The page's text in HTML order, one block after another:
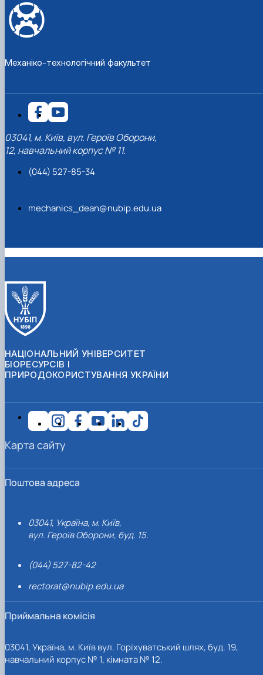
Механіко-технологічний факультет
03041, м. Київ, вул. Героїв Оборони,
12, навчальний корпус № 11.
(044) 527-85-34
mechanics_dean@nubip.edu.ua
НАЦІОНАЛЬНИЙ УНІВЕРСИТЕТ
БІОРЕСУРСІВ І
ПРИРОДОКОРИСТУВАННЯ УКРАЇНИ
Поштова адреса
03041, Україна, м. Київ,
вул. Героїв Оборони, буд. 15.
(044) 527-82-42
rectorat@nubip.edu.ua
Приймальна комісія
03041, Україна, м. Київ вул. Горіхуватський шлях, буд. 19,
навчальний корпус № 1, кімната № 12.
Карта сайту